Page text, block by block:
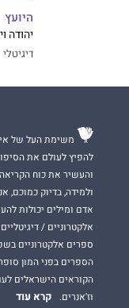
היועץ
יהודה
דיגיטלי
משימת העל של
להפיץ לעולם את
והעשיר את כוח
ולמידה, בדיוק כמוכם,
אדם ומילים יכולות
אלקטרוניים /
ספרים אלקטרוניים
הספרים בפני המון
הקוראים הישראלים
וז'אנרים.
קרא עוד